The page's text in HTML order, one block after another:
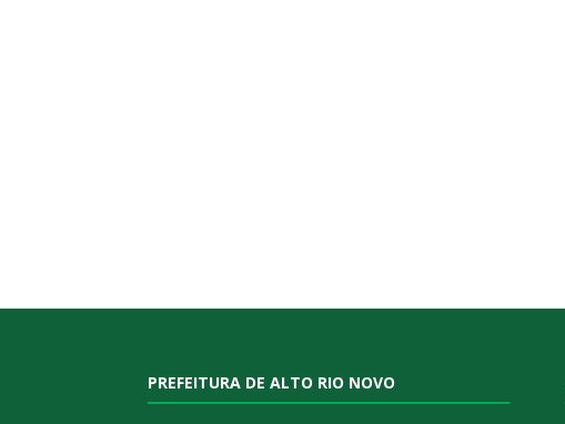
PREFEITURA DE ALTO RIO NOVO